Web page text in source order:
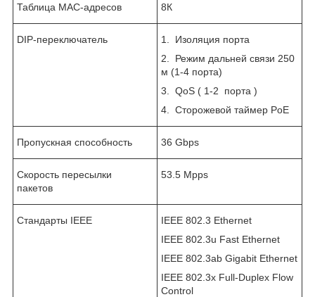
Таблица MAC-адресов 8К
DIP-переключатель
1. Изоляция порта
2. Режим дальней связи 250
м (1-4 порта)
3. QoS ( 1-2 порта )
4. Сторожевой таймер PoE
Пропускная способность 36 Gbps
Скорость пересылки
пакетов
53.5 Mpps
Стандарты IEEE
IEEE 802.3 Ethernet
IEEE 802.3u Fast Ethernet
IEEE 802.3ab Gigabit Ethernet
IEEE 802.3x Full-Duplex Flow
Control